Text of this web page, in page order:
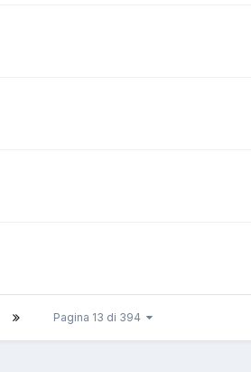
Pagina 13 di 394